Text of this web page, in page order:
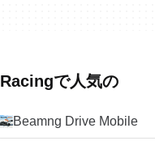
Racingで人気の
Beamng Drive Mobile